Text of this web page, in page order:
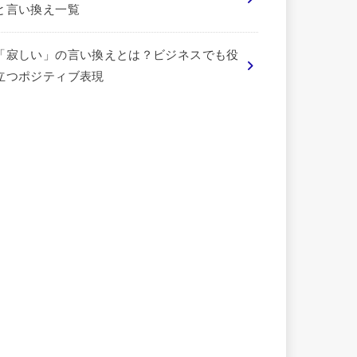
言い換え一覧
寂しい」の言い換えとは？ビジネスでも役
つポジティブ表現